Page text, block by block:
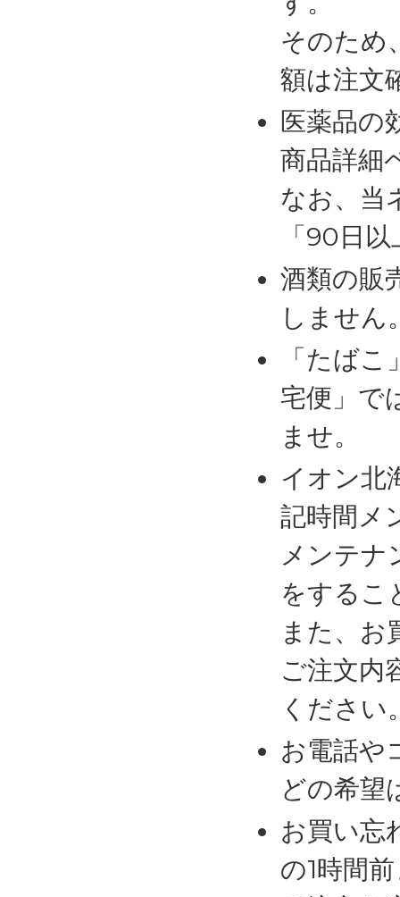
そのため
額は注文
医薬品の
商品詳細
なお、当
「90日
酒類の販
しません
「たば
宅便」で
ませ。
イオン北
記時間メ
メンテナ
をするこ
また、お
ご注文内
ください
お電話や
どの希望
お買い忘
の1時間